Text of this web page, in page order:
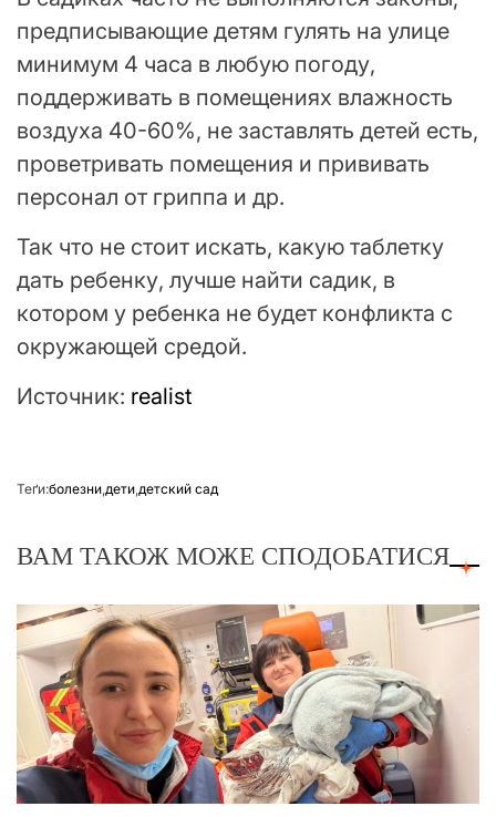
предписывающие детям гулять на улице
минимум 4 часа в любую погоду,
поддерживать в помещениях влажность
воздуха 40-60%, не заставлять детей есть,
проветривать помещения и прививать
персонал от гриппа и др.
Так что не стоит искать, какую таблетку
дать ребенку, лучше найти садик, в
котором у ребенка не будет конфликта с
окружающей средой.
Источник: realist
Теґи:болезни дети детский сад
ВАМ ТАКОЖ МОЖЕ СПОДОБАТИСЯ